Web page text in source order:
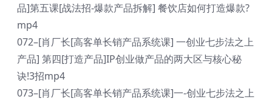
品]第五课[战法招-爆款产品拆解] 餐饮店如何打造爆款?
mp4
072–[肖厂长[高客单长销产品系统课] 一创业七步法之上
产品] 第四[打造产品]IP创业做产品的两大区与核心秘
诀!3招mp4
073–[肖厂长[高客单长销产品系统课]一-创业七步法之上